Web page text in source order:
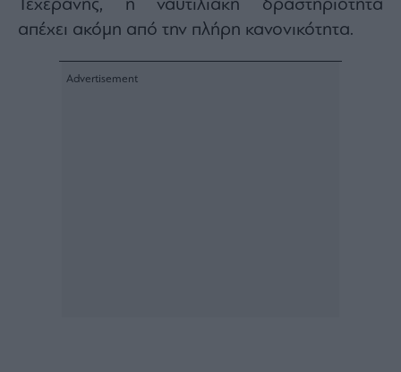
Τεχεράνης, η ναυτιλιακή δραστηριότητα
απέχει ακόμη από την πλήρη κανονικότητα.